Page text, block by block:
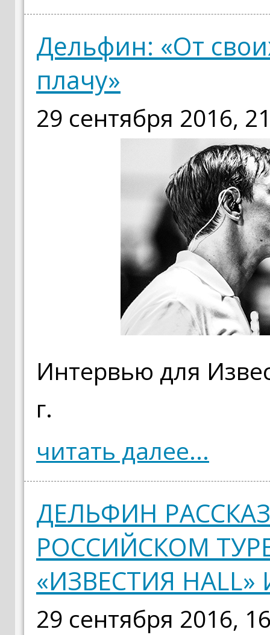
Дельфин: «От
плачу»
29 сентября 2016,
Интервью для
г.
читать далее...
ДЕЛЬФИН
РОССИЙСКОМ
«ИЗВЕСТИЯ
29 сентября 2016,